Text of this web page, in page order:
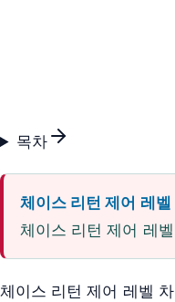
목차
체이스 리턴 제어 레벨
체이스 리턴 제어 레
체이스 리턴 제어 레벨